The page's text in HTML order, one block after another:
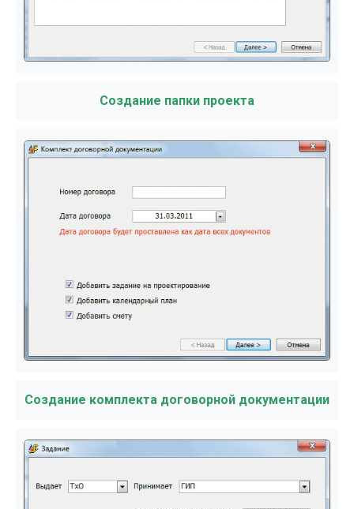
Создание папки проекта
Создание комплекта договорной документации